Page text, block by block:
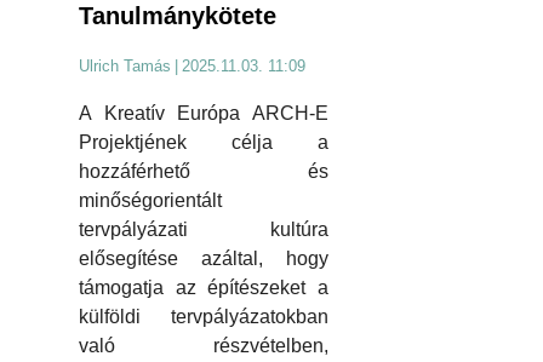
Tanulmánykötete
Ulrich Tamás | 2025.11.03. 11:09
A Kreatív Európa ARCH-E
Projektjének célja a
hozzáférhető és
minőségorientált
tervpályázati kultúra
elősegítése azáltal, hogy
támogatja az építészeket a
külföldi tervpályázatokban
való részvételben,